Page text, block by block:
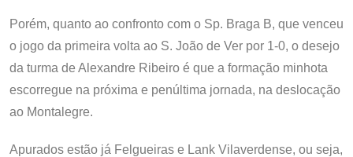
Porém, quanto ao confronto com o Sp. Braga B, que venceu
o jogo da primeira volta ao S. João de Ver por 1-0, o desejo
da turma de Alexandre Ribeiro é que a formação minhota
escorregue na próxima e penúltima jornada, na deslocação
ao Montalegre.
Apurados estão já Felgueiras e Lank Vilaverdense, ou seja,